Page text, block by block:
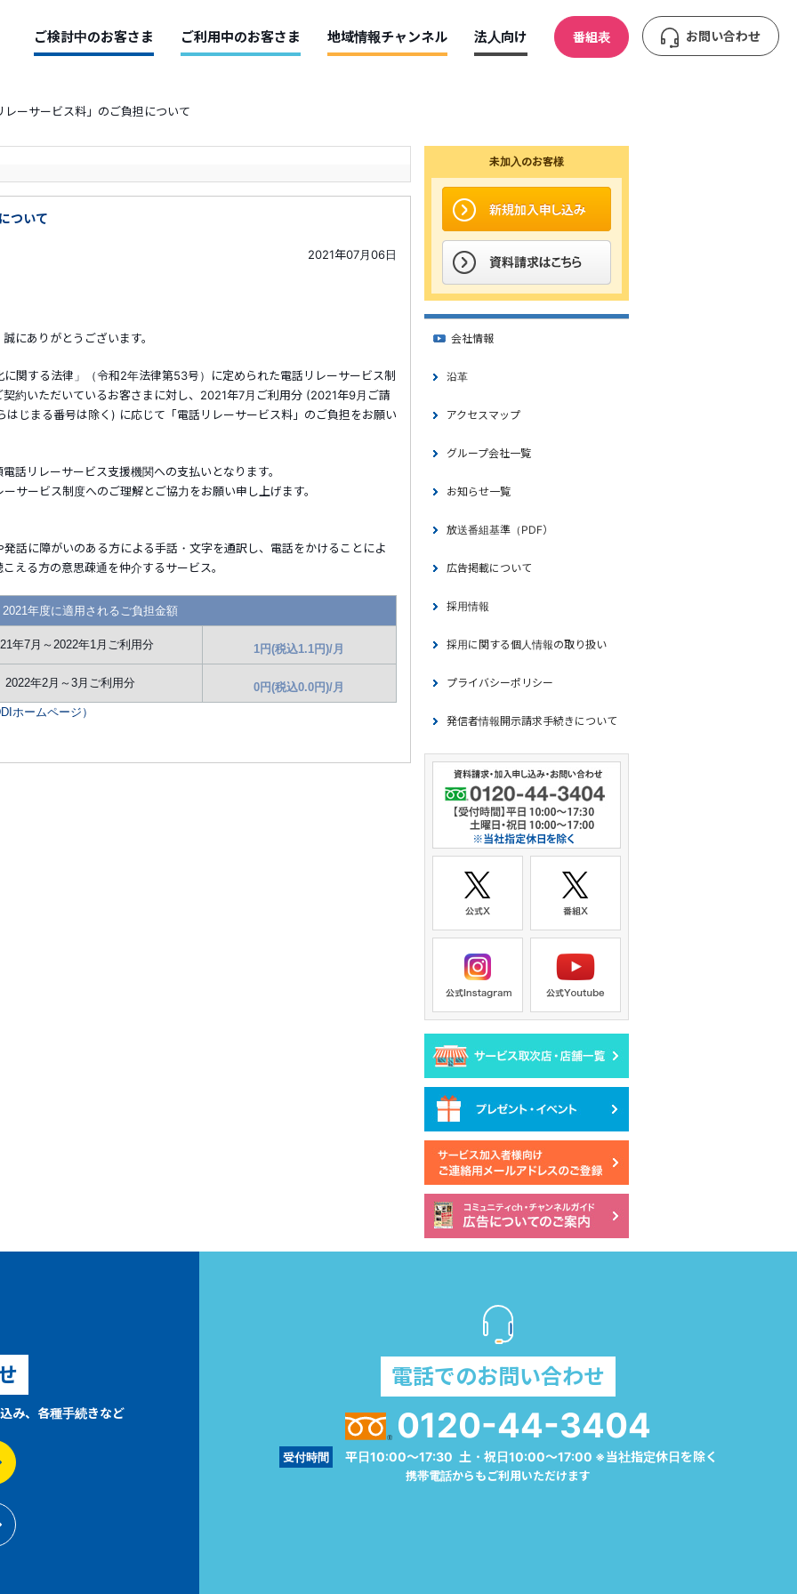
ご検討中のお客さま ご利用中のお客さま 地域情報チャンネル 法人向け 番組表 お問い合わせ
レーサービス料」のご負担について
ついて
2021年07月06日
にありがとうございます。
に関する法律」（令和2年法律第53号）に定められた電話リレーサービス制
約いただいているお客さまに対し、2021年7月ご利用分 (2021年9月ご請
じまる番号は除く) に応じて「電話リレーサービス料」のご負担をお願い
話リレーサービス支援機関への支払いとなります。
サービス制度へのご理解とご協力をお願い申し上げます。
話に障がいのある方による手話・文字を通訳し、電話をかけることによ
える方の意思疎通を仲介するサービス。
2021年度に適用されるご負担金額
年7月～2022年1月ご利用分 1円(税込1.1円)/月
2022年2月～3月ご利用分
0円(税込0.0円)/月
ホームページ）
未加入のお客様
会社情報
沿革
アクセスマップ
グループ会社一覧
お知らせ一覧
放送番組基準（PDF）
広告掲載について
採用情報
採用に関する個人情報の取り扱い
プライバシーポリシー
発信者情報開示請求手続きについて
み、各種手続きなど
電話でのお問い合わせ
0120-44-3404
受付時間 平日10:00～17:30 土・祝日10:00～17:00 ※当社指定休日を除く
携帯電話からもご利用いただけます